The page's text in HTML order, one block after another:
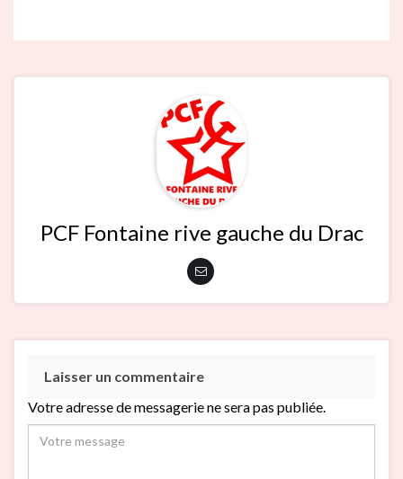
PCF Fontaine rive gauche du Drac
Laisser un commentaire
Votre adresse de messagerie ne sera pas publiée.